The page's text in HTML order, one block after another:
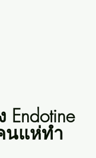
Endotine
นแห่ทำ